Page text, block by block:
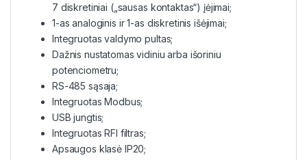
7 diskretiniai („sausas kontaktas“) įėjimai;
1-as analoginis ir 1-as diskretinis išėjimai;
Integruotas valdymo pultas;
Dažnis nustatomas vidiniu arba išoriniu
potenciometru;
RS-485 sąsaja;
Integruotas Modbus;
USB jungtis;
Integruotas RFI filtras;
Apsaugos klasė IP20;